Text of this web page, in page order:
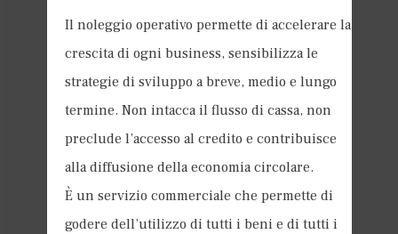
Il noleggio operativo permette di accelerare la
crescita di ogni business, sensibilizza le
strategie di sviluppo a breve, medio e lungo
termine. Non intacca il flusso di cassa, non
preclude l’accesso al credito e contribuisce
alla diffusione della economia circolare.
È un servizio commerciale che permette di
godere dell’utilizzo di tutti i beni e di tutti i